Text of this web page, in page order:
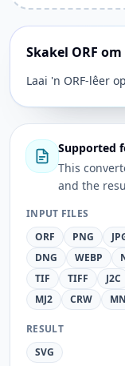
Skakel ORF om
Laai 'n ORF-lêer
Supported
This
and the
INPUT FILES
ORF
PNG
DNG
WEBP
TIF
TIFF J2C
MJ2
CRW
RESULT
SVG